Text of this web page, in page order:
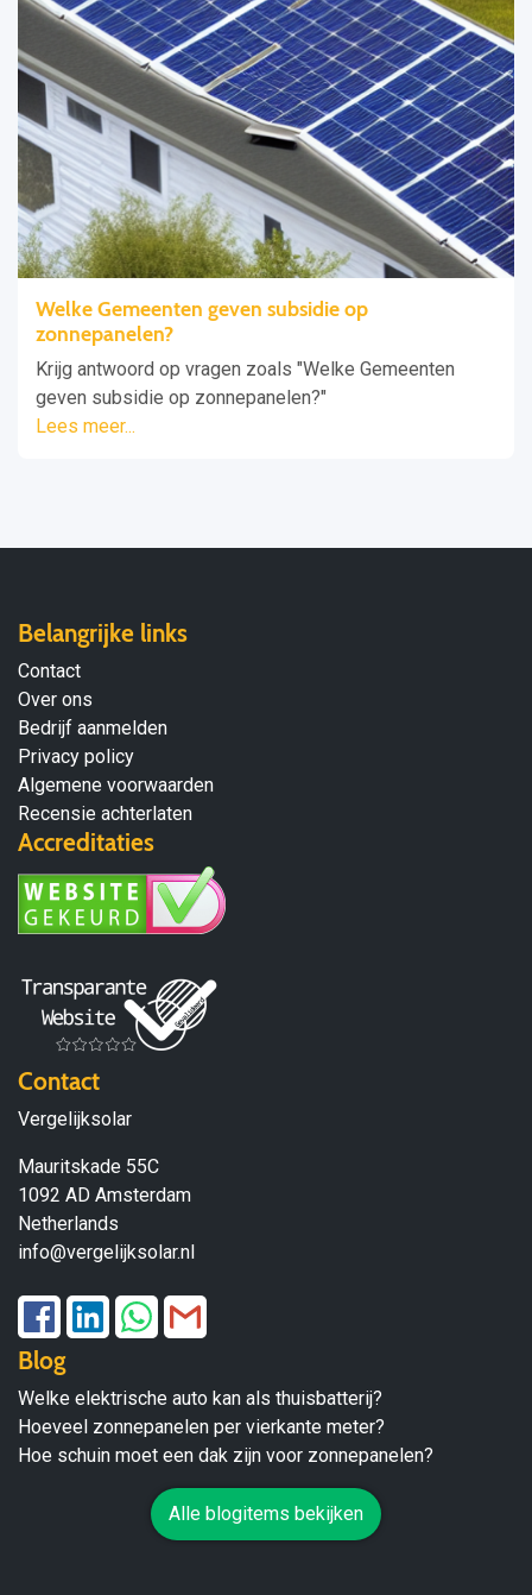
Welke Gemeenten geven subsidie op
zonnepanelen?
Krijg antwoord op vragen zoals "Welke Gemeenten
geven subsidie op zonnepanelen?"
Lees meer...
Belangrijke links
Contact
Over ons
Bedrijf aanmelden
Privacy policy
Algemene voorwaarden
Recensie achterlaten
Accreditaties
Contact
Vergelijksolar
Mauritskade 55C
1092 AD Amsterdam
Netherlands
info@vergelijksolar.nl
Blog
Welke elektrische auto kan als thuisbatterij?
Hoeveel zonnepanelen per vierkante meter?
Hoe schuin moet een dak zijn voor zonnepanelen?
Alle blogitems bekijken